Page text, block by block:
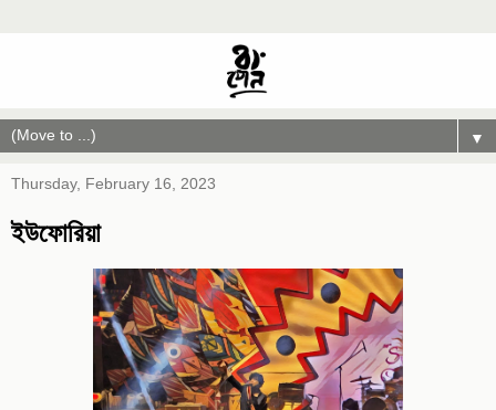
▼
Thursday, February 16, 2023
ইউফোরিয়া